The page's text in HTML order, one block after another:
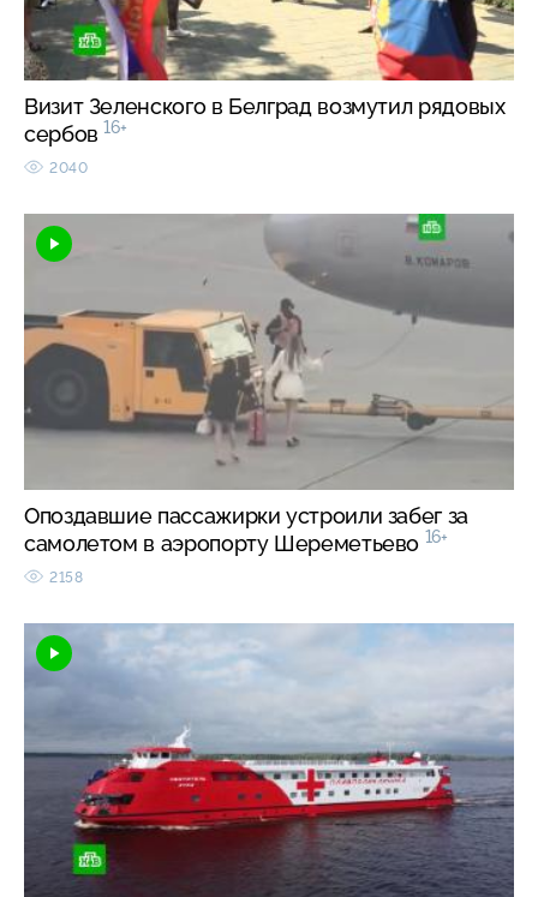
Визит Зеленского в Белград возмутил рядовых
сербов 16+
2040
Опоздавшие пассажирки устроили забег за
самолетом в аэропорту Шереметьево 16+
2158